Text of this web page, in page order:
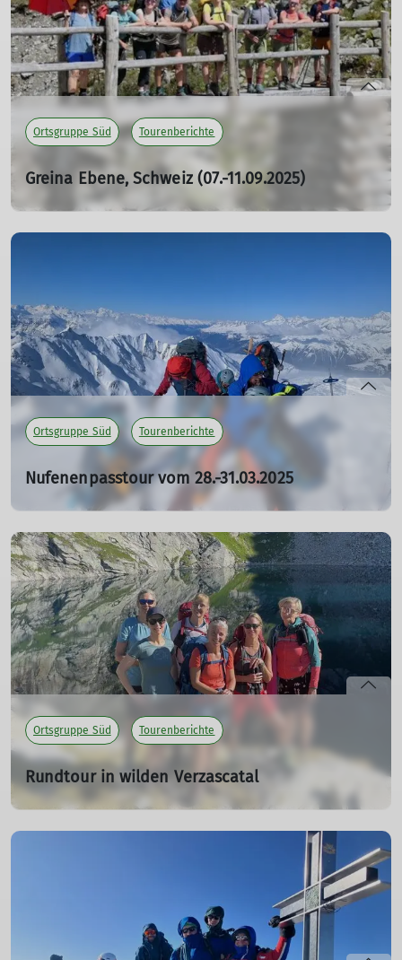
Ortsgruppe Süd Tourenberichte
Greina Ebene, Schweiz (07.-11.09.2025)
25.09.2025
Am Sonntag starteten wir – Yvo, Michael, Sabrina, Walter,
mehr erfahren
Ortsgruppe Süd Tourenberichte
Nufenenpasstour vom 28.-31.03.2025
22.09.2025
Nach vier eindrücklichen Tagen kehrten wir vom Wind
zerzaust aber wohlbehalten aus dem Bedretto zurück.
Wir, das waren 5 hartgesottene TeilnehmerInnen und
zwei Guides.
mehr erfahren
Ortsgruppe Süd Tourenberichte
Rundtour in wilden Verzascatal
19.08.2025
Was für ein Glück! Nach zwei Wochen fast Dauerregen
kam pünktlich für unsere Tour das schöne Wetter und
wir 7 Mädels aus dem Allgäu starteten mit großem
Rucksack (der Wein für die zwei Selbstversorgerhütten
durfte nicht fehlen) mittags in Sonogno.
mehr erfahren